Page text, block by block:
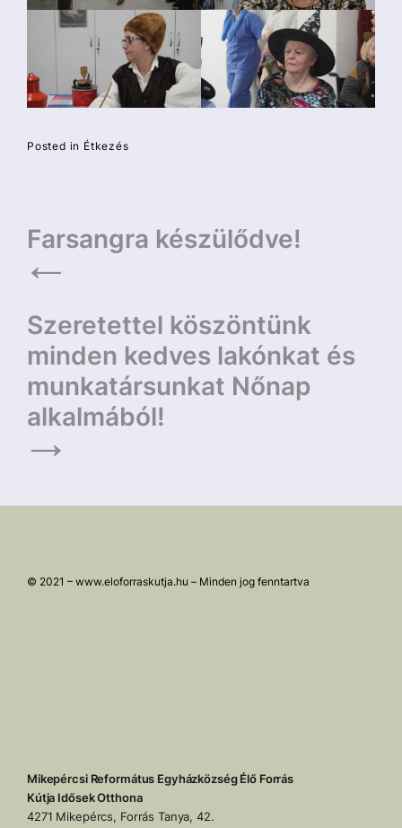
Posted in Étkezés
Bejegyzés
navigáció
Farsangra készülődve!
Szeretettel köszöntünk
minden kedves lakónkat és
munkatársunkat Nőnap
alkalmából!
© 2021 – www.eloforraskutja.hu – Minden jog fenntartva
Mikepércsi Református Egyházközség Élő Forrás
Kútja Idősek Otthona
4271 Mikepércs, Forrás Tanya, 42.